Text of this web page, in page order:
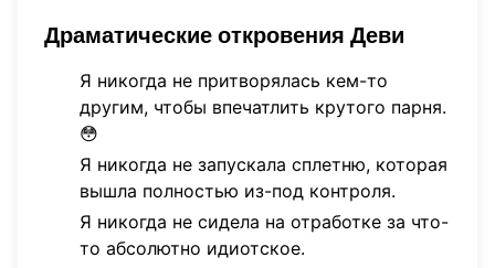
Драматические откровения Деви
Я никогда не притворялась кем-то
другим, чтобы впечатлить крутого парня.
😳
Я никогда не запускала сплетню, которая
вышла полностью из-под контроля.
Я никогда не сидела на отработке за что-
то абсолютно идиотское.